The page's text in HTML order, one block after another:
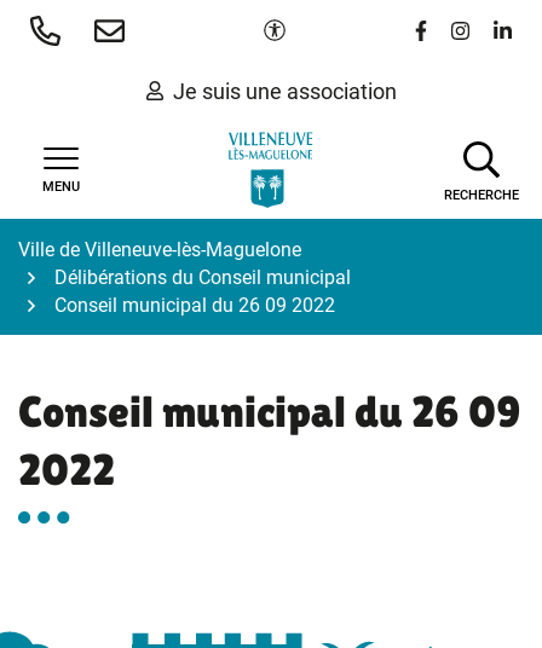
Aller
Paramètres d'accessibilité
Lien vers le
Lien vers
Lien
Je suis une association
MENU
RECHERCHE
Ville de Villeneuve-lès-Maguelone
Délibérations du Conseil municipal
Conseil municipal du 26 09 2022
Conseil municipal du 26 09
2022